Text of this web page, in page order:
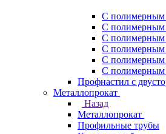
С полимерным
С полимерным
С полимерным
С полимерным
С полимерным
С полимерным
Профнастил с
Металлопрокат
Назад
Металлопрокат
Профильные трубы